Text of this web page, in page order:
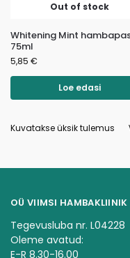
Out of stock
Whitening Mint
75ml
5,85 €
Loe edasi
Kuvatakse üksik tulemus
OÜ VIIMSI HAMBAKLIINIK
Tegevusluba nr. L04228
Oleme avatud:
E-R 8.30-16.00